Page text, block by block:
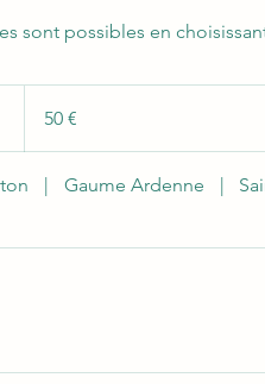
sont possibles en
50 €
| Gaume Ardenne |